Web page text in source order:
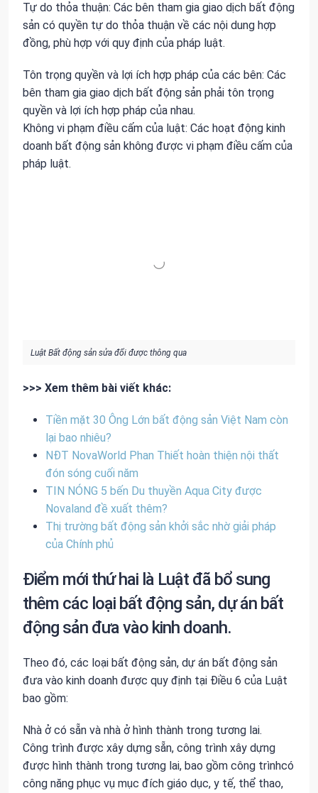
Tự do thỏa thuận: Các bên tham gia giao dịch bất động
sản có quyền tự do thỏa thuận về các nội dung hợp
đồng, phù hợp với quy định của pháp luật.
Tôn trọng quyền và lợi ích hợp pháp của các bên: Các
bên tham gia giao dịch bất động sản phải tôn trọng
quyền và lợi ích hợp pháp của nhau.
Không vi phạm điều cấm của luật: Các hoạt động kinh
doanh bất động sản không được vi phạm điều cấm của
pháp luật.
Luật Bất động sản sửa đổi được thông qua
>>> Xem thêm bài viết khác:
Tiền mặt 30 Ông Lớn bất động sản Việt Nam còn
lại bao nhiêu?
NĐT NovaWorld Phan Thiết hoàn thiện nội thất
đón sóng cuối năm
TIN NÓNG 5 bến Du thuyền Aqua City được
Novaland đề xuất thêm?
Thị trường bất động sản khởi sắc nhờ giải pháp
của Chính phủ
Điểm mới thứ hai là Luật đã bổ sung
thêm các loại bất động sản, dự án bất
động sản đưa vào kinh doanh.
Theo đó, các loại bất động sản, dự án bất động sản
đưa vào kinh doanh được quy định tại Điều 6 của Luật
bao gồm:
Nhà ở có sẵn và nhà ở hình thành trong tương lai.
Công trình được xây dựng sẵn, công trình xây dựng
được hình thành trong tương lai, bao gồm công trìnhcó
công năng phục vụ mục đích giáo dục, y tế, thể thao,